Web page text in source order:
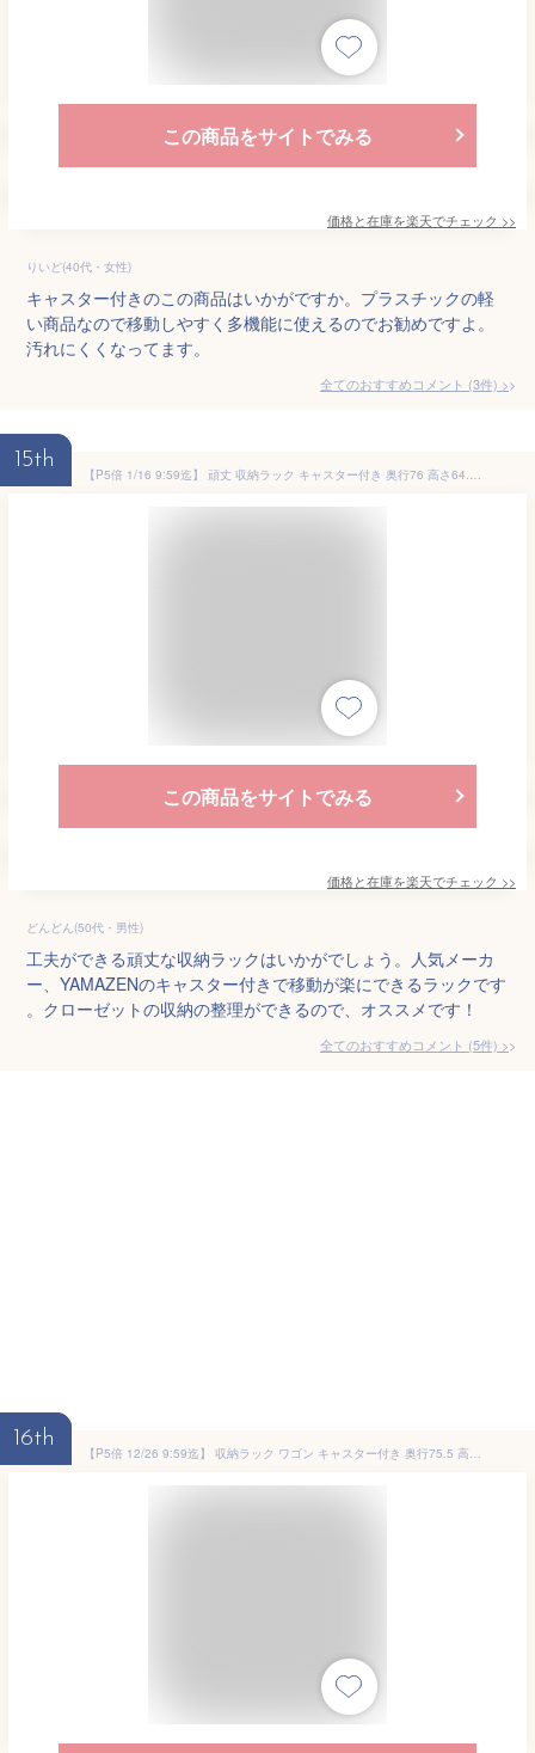
この商品をサイトでみる
価格と在庫を楽天でチェック >>
りいど(40代・女性)
キャスター付きのこの商品はいかがですか。プラスチックの軽
い商品なので移動しやすく多機能に使えるのでお勧めですよ。
汚れにくくなってます。
全てのおすすめコメント (3件) >
15th
【P5倍 1/16 9:59迄】 頑丈 収納ラック キャスター付き 奥行76 高さ64.5 幅28/40/46cm 全体耐荷重40kg 単品/2個組 押入れ 収納 押入れ収納 クローゼット クローゼット収納 ウォークインクローゼット 前後 引き出し 山善 YAMAZEN 【送料無料】
この商品をサイトでみる
価格と在庫を楽天でチェック >>
どんどん(50代・男性)
工夫ができる頑丈な収納ラックはいかがでしょう。人気メーカ
ー、YAMAZENのキャスター付きで移動が楽にできるラックです
。クローゼットの収納の整理ができるので、オススメです！
全てのおすすめコメント (5件) >
16th
【P5倍 12/26 9:59迄】 収納ラック ワゴン キャスター付き 奥行75.5 高さ64.5 幅26/38/44cm 押入れ収納 押入れ 収納 クローゼット クローゼット収納 ウォークインクローゼット WIC 収納ボックス 階段下 バッグ 山善 YAMAZEN 【送料無料】